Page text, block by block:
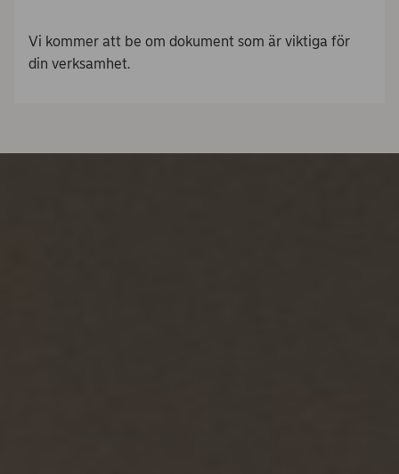
Vi kommer att be om dokument som är viktiga för
din verksamhet.